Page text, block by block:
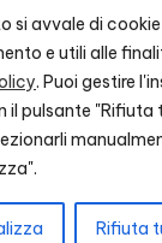
si avvale di
e utili alle
. Puoi gestire
il pulsante
Rifiuta
Contattaci